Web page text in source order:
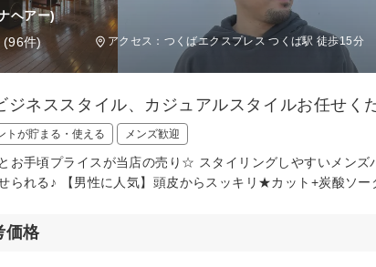
ヘアー)
(96件) アクセス：つくばエクスプレス つくば駅 徒歩15分
ジネススタイル、カジュアルスタイルお任せく
トが貯まる・使える メンズ歓迎
お手頃プライスが当店の売り☆ スタイリングしやすいメンズ
られる♪ 【男性に人気】頭皮からスッキリ★カット+炭酸ソ
価格